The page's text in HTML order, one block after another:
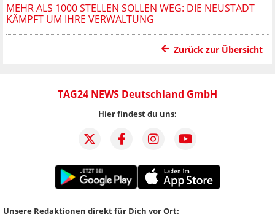
MEHR ALS 1000 STELLEN SOLLEN WEG: DIE NEUSTADT
KÄMPFT UM IHRE VERWALTUNG
Zurück zur Übersicht
TAG24 NEWS Deutschland GmbH
Hier findest du uns:
Unsere Redaktionen direkt für Dich vor Ort: